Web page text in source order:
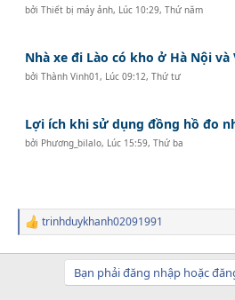
bởiThiết bị máy ảnh, Lúc 10:29, Thứ năm
Nhà xe đi Lào có kho ở Hà Nội và
bởiThành Vinh01 , Lúc 09:12, Thứ tư
Lợi ích khi sử dụng đồng hồ đo
bởi Phương_bilalo, Lúc 15:59, Thứ ba
R
a
trinhduykhanh02091991
Bạn phải đăng nhập hoặc